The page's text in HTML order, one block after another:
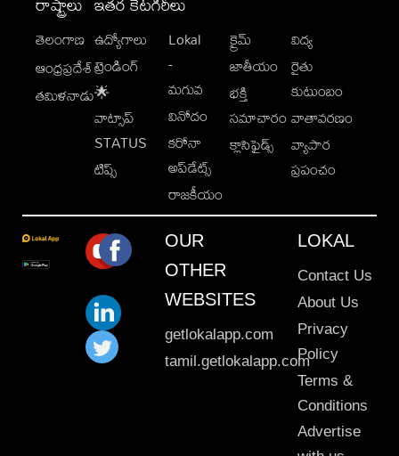
తెలంగాణ
ఆంధ్రప్రదేశ్
తమిళనాడు
ఉద్యోగాలు
ట్రెండింగ్
🌟
వాట్సాప్
STATUS
టిప్స్
Lokal
-
మగువ
వినోదం
కరోనా
అప్‌డేట్స్
రాజకీయం
క్రైమ్
జాతీయం
భక్తి
సమాచారం
క్లాసిఫైడ్స్
విద్య
రైతు
కుటుంబం
వాతావరణం
వ్యాపార
ప్రపంచం
OUR
OTHER
WEBSITES
getlokalapp.com
tamil.getlokalapp.com
LOKAL
Contact Us
About Us
Privacy
Policy
Terms &
Conditions
Advertise